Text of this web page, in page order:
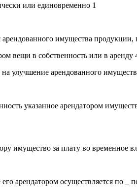
или единовременно 1
арендованного имущества
вещи в собственность или в аренду
улучшение арендованного
указанное арендатором
имущество за плату во временное
арендатором осуществляется по _